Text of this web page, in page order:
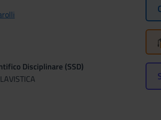
Disciplinare (SSD)